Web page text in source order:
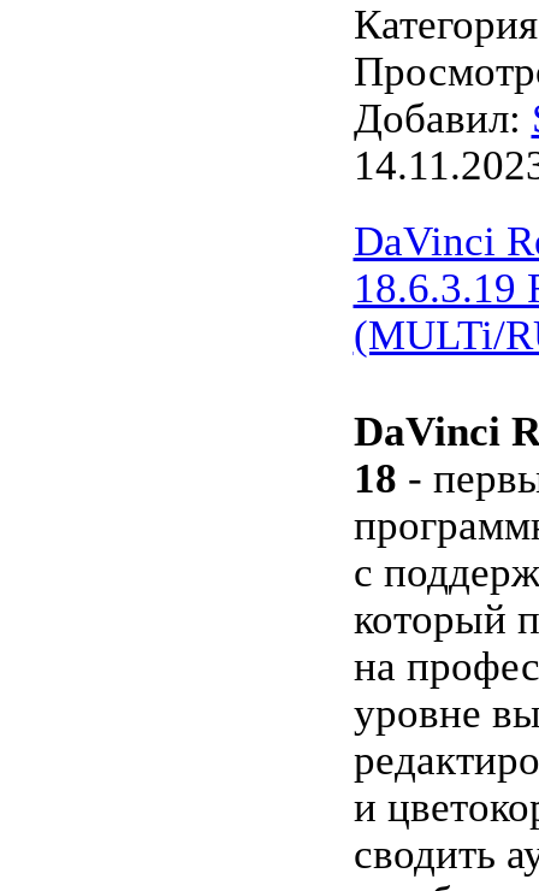
Добавил:
DaVinci
18.6.3.19
(MULTi/
DaVinci
18 -
с
который
на
уровне
и
сводить